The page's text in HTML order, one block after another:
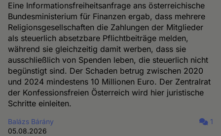
Eine Informationsfreiheitsanfrage ans österreichische
Bundesministerium für Finanzen ergab, dass mehrere
Religionsgesellschaften die Zahlungen der Mitglieder
als steuerlich absetzbare Pflichtbeiträge melden,
während sie gleichzeitig damit werben, dass sie
ausschließlich von Spenden leben, die steuerlich nicht
begünstigt sind. Der Schaden betrug zwischen 2020
und 2024 mindestens 10 Millionen Euro. Der Zentralrat
der Konfessionsfreien Österreich wird hier juristische
Schritte einleiten.
Balázs Bárány
05.08.2026
1